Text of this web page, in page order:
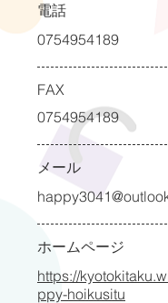
電話
0754954189
FAX
0754954189
メール
ホームページ
https://
ppy-hoikusitu